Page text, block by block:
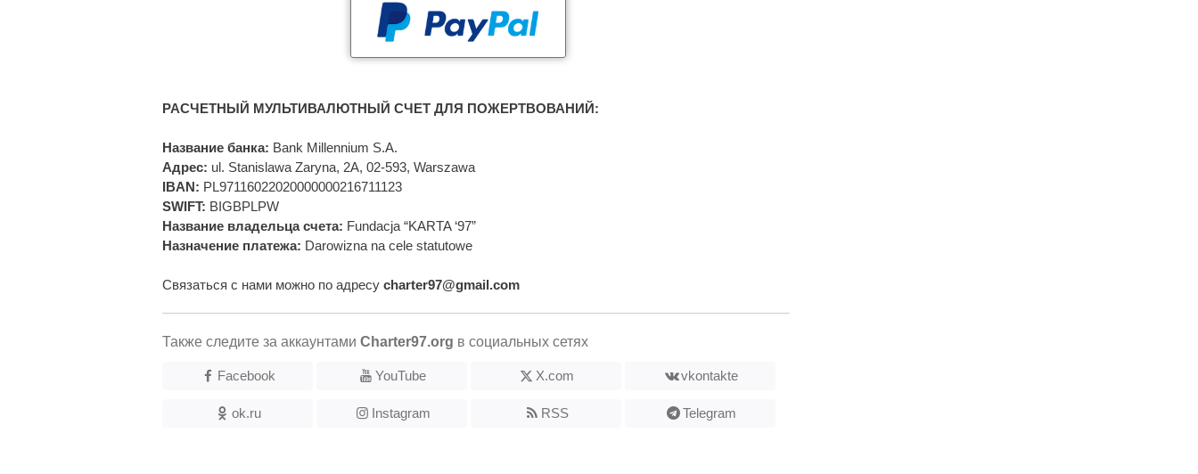
РАСЧЕТНЫЙ МУЛЬТИВАЛЮТНЫЙ СЧЕТ ДЛЯ ПОЖЕРТВОВАНИЙ:
Название банка: Bank Millennium S.A.
Адрес: ul. Stanislawa Zaryna, 2A, 02-593, Warszawa
IBAN: PL97116022020000000216711123
SWIFT: BIGBPLPW
Название владельца счета: Fundacja “KARTA ‘97”
Назначение платежа: Darowizna na cele statutowe
Связаться с нами можно по адресу charter97@gmail.com
Также следите за аккаунтами Charter97.org в социальных сетях
Facebook YouTube X.com vkontakte
ok.ru Instagram RSS Telegram